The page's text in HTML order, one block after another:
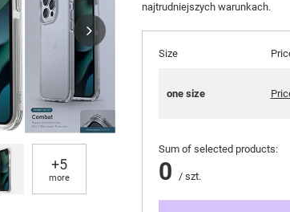
+5
more
najtrudniejszych warunkach.
Size
one size
Sum of selected products:
0 / szt.